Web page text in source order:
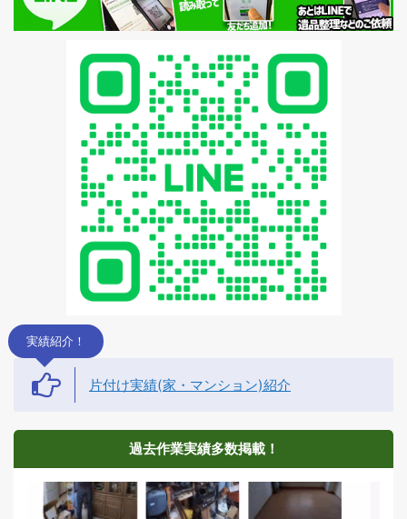
実績紹介！
片付け実績(家・マンション)紹介
過去作業実績多数掲載！